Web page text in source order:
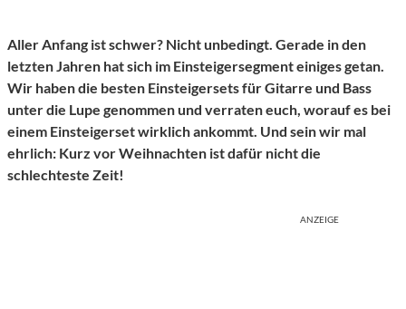
Aller Anfang ist schwer? Nicht unbedingt. Gerade in den
letzten Jahren hat sich im Einsteigersegment einiges getan.
Wir haben die besten Einsteigersets für Gitarre und Bass
unter die Lupe genommen und verraten euch, worauf es bei
einem Einsteigerset wirklich ankommt. Und sein wir mal
ehrlich: Kurz vor Weihnachten ist dafür nicht die
schlechteste Zeit!
ANZEIGE